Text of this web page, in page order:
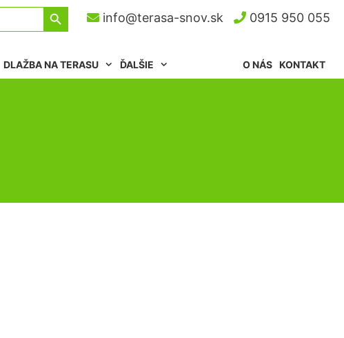
Search Button
info@terasa-snov.sk 0915 950 055
DLAŽBA NA TERASU ĎALŠIE KONTAKT
O NÁS